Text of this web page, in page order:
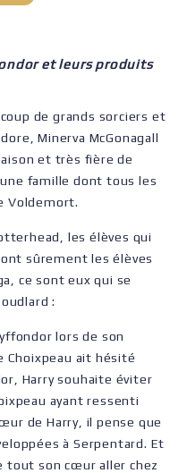
et leurs produits
de grands sorciers et
Minerva McGonagall
et très fière de
famille dont tous les
Voldemort.
les élèves qui
sûrement les élèves
ce sont eux qui se
:
lors de son
Choixpeau ait hésité
Harry souhaite éviter
ayant ressenti
de Harry, il pense que
à Serpentard. Et
tout son cœur aller chez